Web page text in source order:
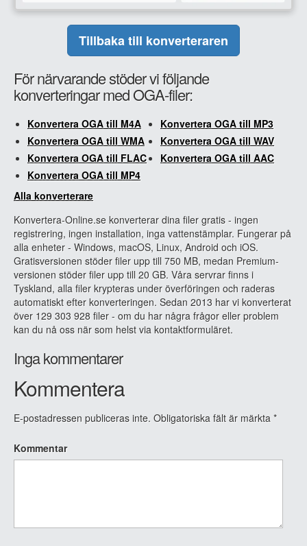
Tillbaka till konverteraren
För närvarande stöder vi följande
konverteringar med OGA-filer:
Konvertera OGA till M4A
Konvertera OGA till MP3
Konvertera OGA till WMA
Konvertera OGA till WAV
Konvertera OGA till FLAC
Konvertera OGA till AAC
Konvertera OGA till MP4
Alla konverterare
Konvertera-Online.se konverterar dina filer gratis - ingen
registrering, ingen installation, inga vattenstämplar. Fungerar på
alla enheter - Windows, macOS, Linux, Android och iOS.
Gratisversionen stöder filer upp till 750 MB, medan Premium-
versionen stöder filer upp till 20 GB. Våra servrar finns i
Tyskland, alla filer krypteras under överföringen och raderas
automatiskt efter konverteringen. Sedan 2013 har vi konverterat
över 129 303 928 filer - om du har några frågor eller problem
kan du nå oss när som helst via kontaktformuläret.
Inga kommentarer
Kommentera
E-postadressen publiceras inte. Obligatoriska fält är märkta *
Kommentar